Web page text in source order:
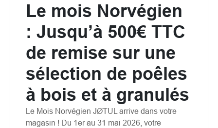
Le mois Norvégien
: Jusqu’à 500€ TTC
de remise sur une
sélection de poêles
à bois et à granulés
Le Mois Norvégien JØTUL arrive dans votre
magasin ! Du 1er au 31 mai 2026, votre